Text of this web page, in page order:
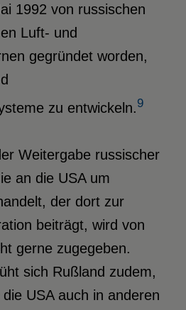
1992 von russischen
Luft- und
gegründet worden,
zu entwickeln. 9
Weitergabe russischer
an die USA um
der dort zur
beiträgt, wird von
gerne zugegeben.
sich Rußland zudem,
USA auch in anderen